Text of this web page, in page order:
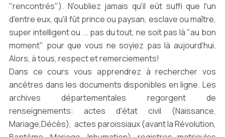
"rencontrés"). N'oubliez jamais qu'il eût suffi que l'un
d'entre eux, qu'il fût prince ou paysan, esclave ou maître,
super intelligent ou ... pas du tout, ne soit pas là "au bon
moment" pour que vous ne soyiez pas là aujourd'hui.
Alors, à tous, respect et remerciements!
Dans ce cours vous apprendrez à rechercher vos
ancêtres dans les documents disponibles en ligne. Les
archives départementales regorgent de
renseignements: actes d'état civil (Naissance,
Mariage,Décès), actes paroissiaux (avant la Révolution,